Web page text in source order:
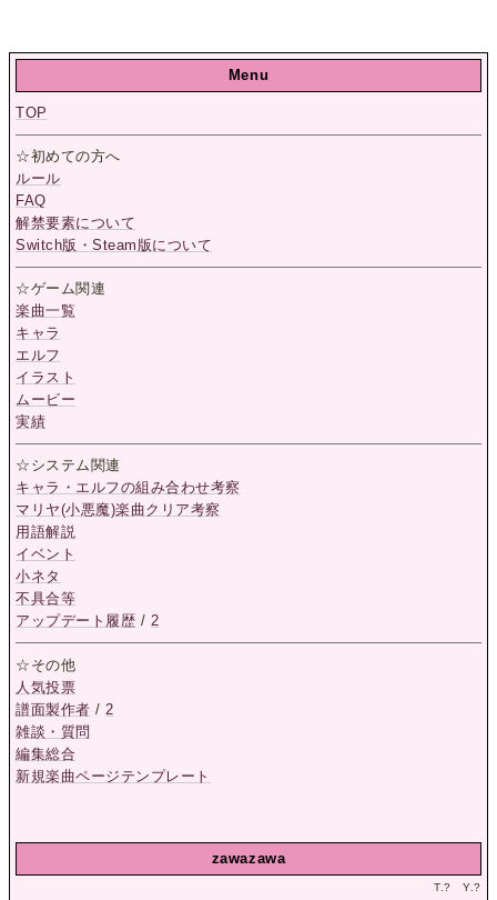
Menu
TOP
☆初めての方へ
ルール
FAQ
解禁要素について
Switch版・Steam版について
☆ゲーム関連
楽曲一覧
キャラ
エルフ
イラスト
ムービー
実績
☆システム関連
キャラ・エルフの組み合わせ考察
マリヤ(小悪魔)楽曲クリア考察
用語解説
イベント
小ネタ
不具合等
アップデート履歴 / 2
☆その他
人気投票
譜面製作者 / 2
雑談・質問
編集総合
新規楽曲ページテンプレート
zawazawa
T.? Y.?